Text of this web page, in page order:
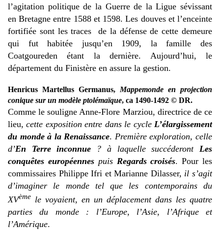
l’agitation politique de la Guerre de la Ligue sévissant
en Bretagne entre 1588 et 1598. Les douves et l’enceinte
fortifiée sont les traces de la défense de cette demeure
qui fut habitée jusqu’en 1909, la famille des
Coatgoureden étant la dernière. Aujourd’hui, le
département du Finistère en assure la gestion.
Henricus Martellus Germanus, Mappemonde en projection
conique sur un modèle ptolémaïque, ca 1490-1492 © DR.
Comme le souligne Anne-Flore Marziou, directrice de ce
lieu,cette exposition entre dans le cycleL’élargissement
du monde à la Renaissance. Première exploration, celle
d’En Terre inconnue ? à laquelle succéderontLes
conquêtes européennespuis Regards croisés.Pour les
commissaires Philippe Ifri et Marianne Dilasser, il s’agit
d’imaginer le monde tel que les contemporains du
XVème le voyaient, en un déplacement dans les quatre
parties du monde : l’Europe, l’Asie, l’Afrique et
l’Amérique.